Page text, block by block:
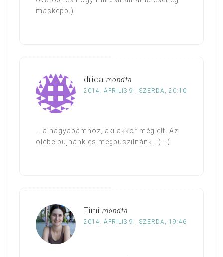
másképp.)
drica mondta
2014. ÁPRILIS 9., SZERDA, 20:10
… a nagyapámhoz, aki akkor még élt. Az
ölébe bújnánk és megpuszilnánk. :) :'(
Timi mondta
2014. ÁPRILIS 9., SZERDA, 19:46